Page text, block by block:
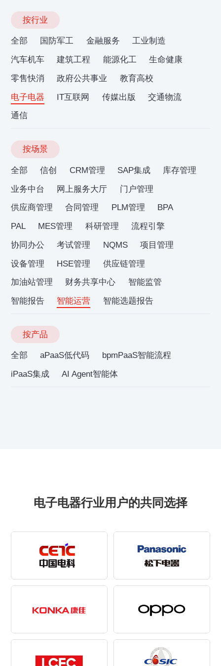
按行业
全部 国防军工 金融服务
工业制造
汽车机车
建筑工程 能源化工
生命健康
零售快消
政府公共事业
教育高校
电子电器
IT互联网 传媒出版
交通物流
通信
按场景
全部 信创 CRM管理 SAP集成
库存管理
业务中台
网上服务大厅
门户管理
供应商管理
合同管理 PLM管理
BPA
PAL
MES管理 科研管理
流程引擎
协同办公
考试管理 NQMS
项目管理
设备管理
HSE管理
供应链管理
加油站管理
财务共享中心
智能监管
智能报告
智能运营 智能选题报告
按产品
全部 aPaaS低代码
bpmPaaS智能流程
iPaaS集成
AI Agent智能体
电子电器行业用户的共同选择